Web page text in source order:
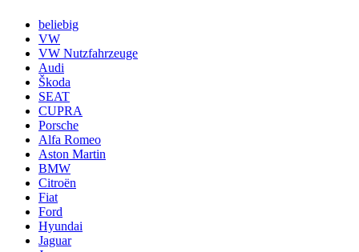
beliebig
VW
VW Nutzfahrzeuge
Audi
Škoda
SEAT
CUPRA
Porsche
Alfa Romeo
Aston Martin
BMW
Citroën
Fiat
Ford
Hyundai
Jaguar